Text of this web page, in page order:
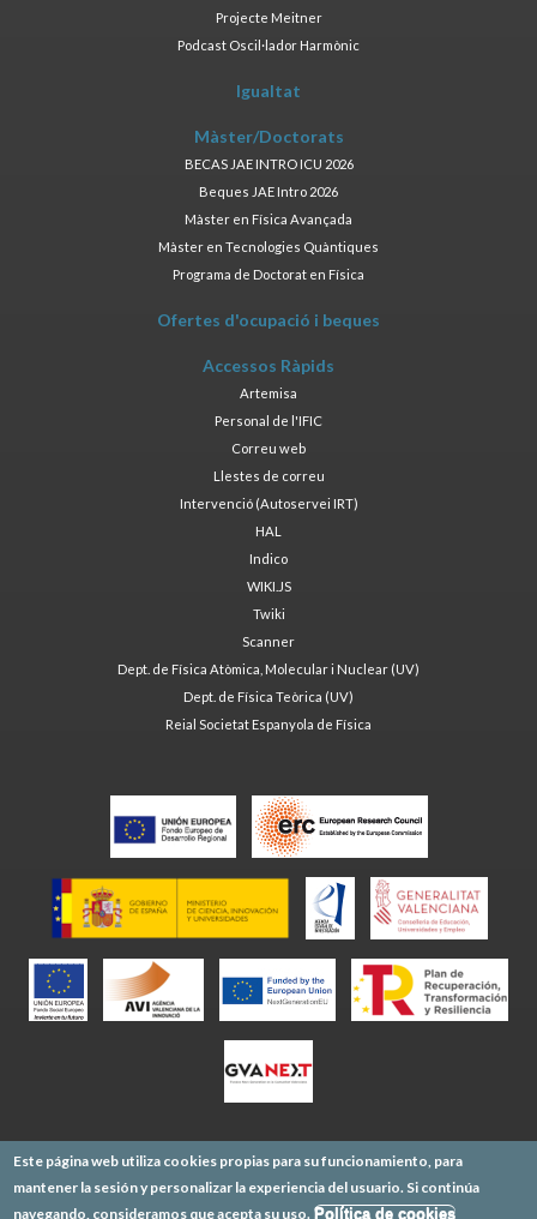
Projecte Meitner
Podcast Oscil·lador Harmònic
Igualtat
Màster/Doctorats
BECAS JAE INTRO ICU 2026
Beques JAE Intro 2026
Màster en Física Avançada
Màster en Tecnologies Quàntiques
Programa de Doctorat en Física
Ofertes d'ocupació i beques
Accessos Ràpids
Artemisa
Personal de l'IFIC
Correu web
Llestes de correu
Intervenció (Autoservei IRT)
HAL
Indico
WIKI.JS
Twiki
Scanner
Dept. de Física Atòmica, Molecular i Nuclear (UV)
Dept. de Física Teòrica (UV)
Reial Societat Espanyola de Física
Este página web utiliza cookies propias para su funcionamiento, para
mantener la sesión y personalizar la experiencia del usuario. Si continúa
navegando, consideramos que acepta su uso. Política de cookies